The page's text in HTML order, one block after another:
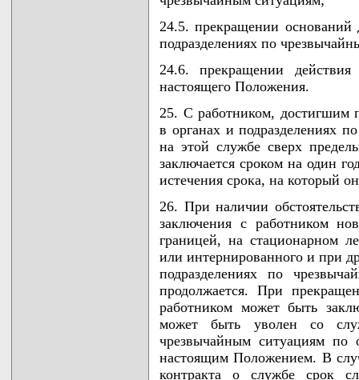
24.5. прекращении оснований
подразделениях по
24.6. прекращении
настоящего Положения.
25. С работником, достигшим
в органах и подразделениях
на этой службе сверх
заключается сроком на один
истечения срока, на который
26. При наличии
заключения с работником
границей, на стационарном
или интернированного и при
подразделениях по
продолжается. При
работником может быть
может быть уволен со
чрезвычайным ситуациям по
настоящим Положением. В
контракта о службе срок